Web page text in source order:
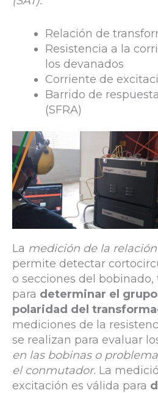
Relación de
Resistencia a la
los devanados
Corriente de
Barrido de
(SFRA)
La medición de la
permite detectar
o secciones del bobinado,
para determinar el
polaridad del
mediciones de la
se realizan para evaluar
en las bobinas o
el conmutador. La
excitación es válida para